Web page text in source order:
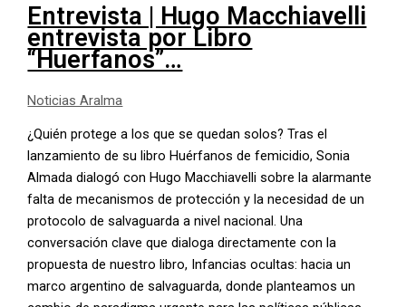
Entrevista | Hugo Macchiavelli
entrevista por Libro
“Huerfanos”…
Noticias Aralma
¿Quién protege a los que se quedan solos? Tras el
lanzamiento de su libro Huérfanos de femicidio, Sonia
Almada dialogó con Hugo Macchiavelli sobre la alarmante
falta de mecanismos de protección y la necesidad de un
protocolo de salvaguarda a nivel nacional. Una
conversación clave que dialoga directamente con la
propuesta de nuestro libro, Infancias ocultas: hacia un
marco argentino de salvaguarda, donde planteamos un